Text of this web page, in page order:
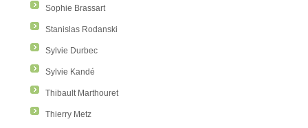
Sophie Brassart
Stanislas Rodanski
Sylvie Durbec
Sylvie Kandé
Thibault Marthouret
Thierry Metz